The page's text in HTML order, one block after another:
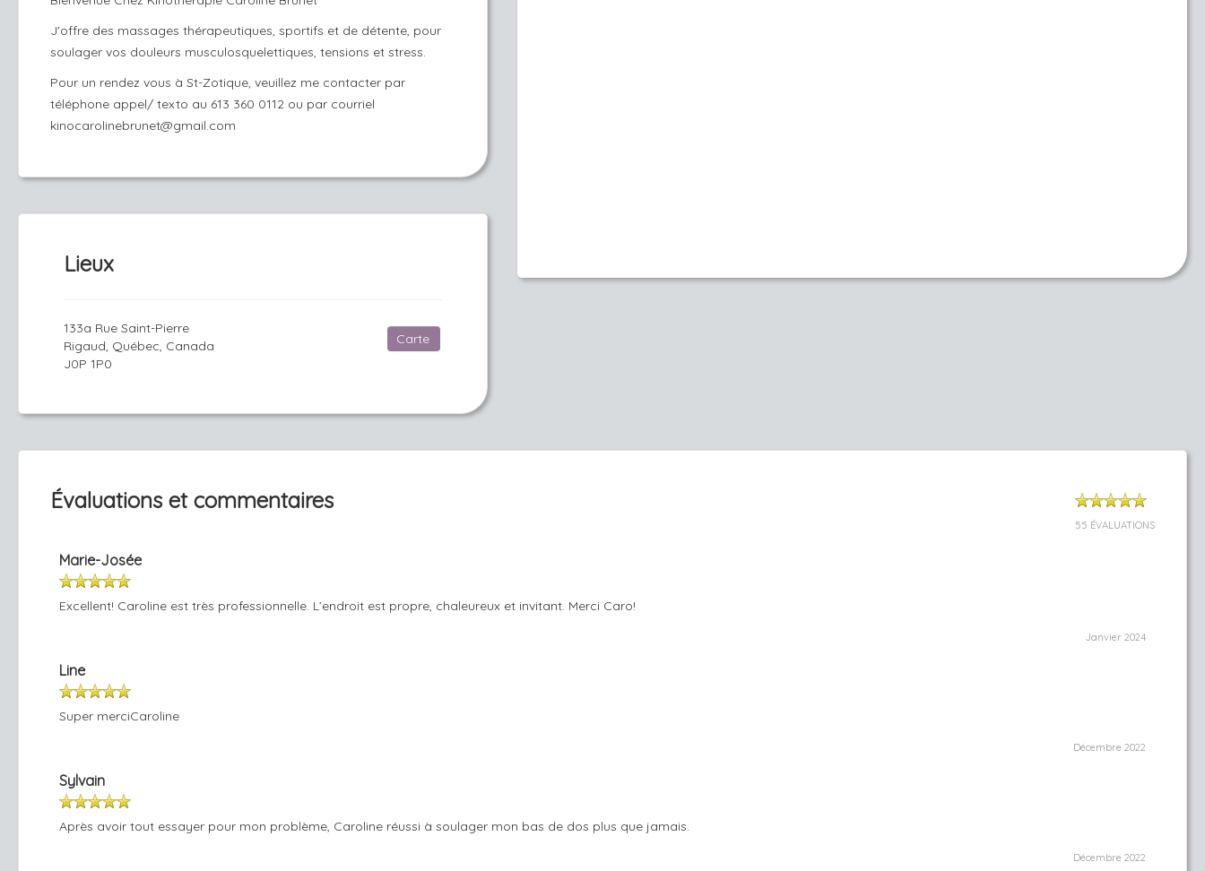
J'offre des massages thérapeutiques, sportifs et de détente, pour
soulager vos douleurs musculosquelettiques, tensions et stress.
Pour un rendez vous à St-Zotique, veuillez me contacter par
téléphone appel/ texto au 613 360 0112 ou par courriel
kinocarolinebrunet@gmail.com
Lieux
133a Rue Saint-Pierre
Rigaud, Québec, Canada
J0P 1P0
Carte
Évaluations et commentaires
55 ÉVALUATIONS
Marie-Josée
Excellent! Caroline est très professionnelle. L’endroit est propre, chaleureux et invitant. Merci Caro!
Janvier 2024
Line
Super merciCaroline
Décembre 2022
Sylvain
Après avoir tout essayer pour mon problème, Caroline réussi à soulager mon bas de dos plus que jamais.
Décembre 2022